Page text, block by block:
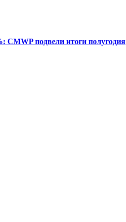
CMWP подвели итоги полугодия